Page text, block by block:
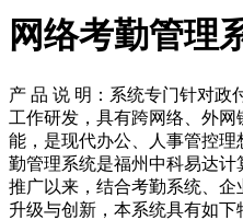
网络考勤管理
产 品 说 明：系统专门针对政
工作研发，具有跨网络、外
能，是现代办公、人事管控
勤管理系统是福州中科易达计
推广以来，结合考勤系统、
升级与创新，本系统具有如